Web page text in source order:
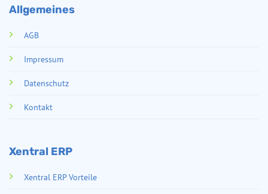
Allgemeines
AGB
Impressum
Datenschutz
Kontakt
Xentral ERP
Xentral ERP Vorteile